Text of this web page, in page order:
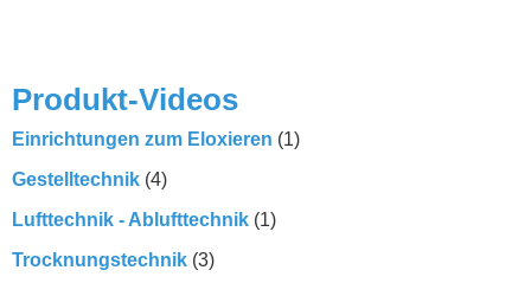
Produkt-Videos
Einrichtungen zum Eloxieren (1)
Gestelltechnik (4)
Lufttechnik - Ablufttechnik (1)
Trocknungstechnik (3)